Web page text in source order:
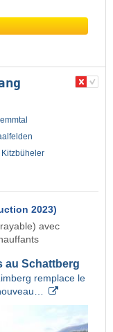
Kitzbüheler
2023)
avec
au Schattberg
remplace le